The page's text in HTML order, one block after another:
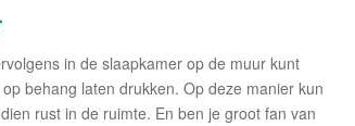
in de slaapkamer op de muur kunt
behang laten drukken. Op deze manier kun
rust in de ruimte. En ben je groot fan van